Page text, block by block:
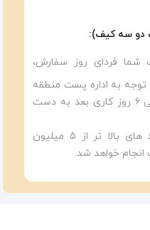
دو سه کیف):
فردای روز سفارش،
به اداره پست منطقه
شما معمولا سفارشات بین ۲ الی ۶ روز کاری بعد به دست
«توجه داشته باشید برای خرید های بالا تر از 5 میلیون
انجام خواهد شد.